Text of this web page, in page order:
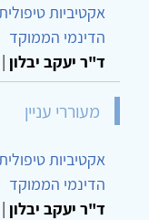
אקטיביות
הדינמי הממוקד
ד"ר יעקב יבלון |
מעוררי עניין
אקטיביות
הדינמי הממוקד
ד"ר יעקב יבלון |